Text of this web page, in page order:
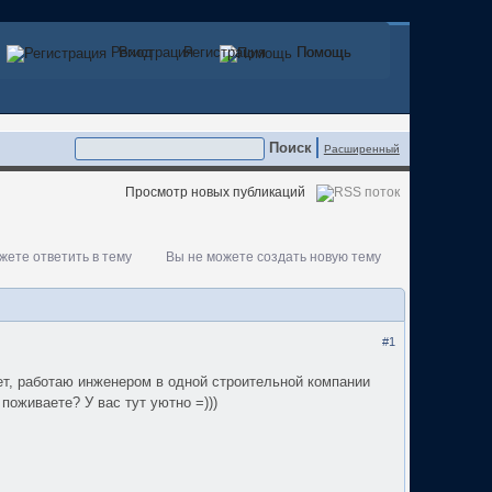
Вход Регистрация Помощь
Регистрация Помощь
Расширенный
Просмотр новых публикаций
Вы не можете создать новую тему
ответить в тему
#1
работаю инженером в одной строительной компании
У вас тут уютно =)))